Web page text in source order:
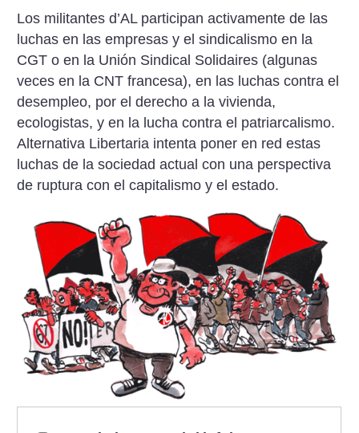
Los militantes d’AL participan activamente de las
luchas en las empresas y el sindicalismo en la
CGT o en la Unión Sindical Solidaires (algunas
veces en la CNT francesa), en las luchas contra el
desempleo, por el derecho a la vivienda,
ecologistas, y en la lucha contra el patriarcalismo.
Alternativa Libertaria intenta poner en red estas
luchas de la sociedad actual con una perspectiva
de ruptura con el capitalismo y el estado.